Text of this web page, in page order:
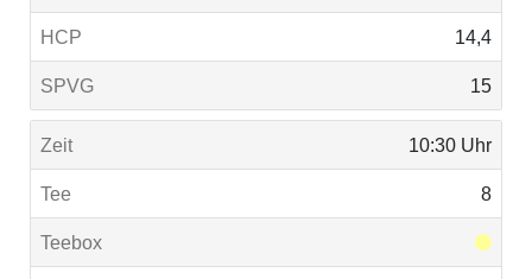
14,4
15
10:30 Uhr
8